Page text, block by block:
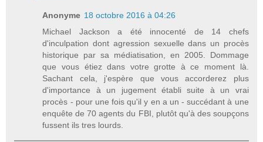
Anonyme 18 octobre 2016 à 04:26
Michael Jackson a été innocenté de 14 chefs
d'inculpation dont agression sexuelle dans un procès
historique par sa médiatisation, en 2005. Dommage
que vous étiez dans votre grotte à ce moment là.
Sachant cela, j'espère que vous accorderez plus
d'importance à un jugement établi suite à un vrai
procès - pour une fois qu'il y en a un - succédant à une
enquête de 70 agents du FBI, plutôt qu'à des soupçons
fussent ils tres lourds.